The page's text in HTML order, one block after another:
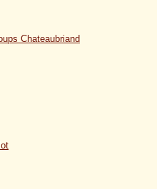
Chateaubriand